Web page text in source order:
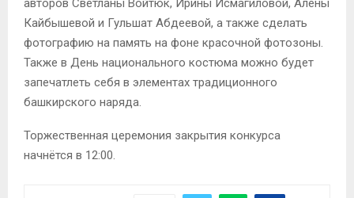
Кайбышевой и Гульшат Абдеевой, а также сделать
фотографию на память на фоне красочной фотозоны.
Также в День национального костюма можно будет
запечатлеть себя в элементах традиционного
башкирского наряда.
Торжественная церемония закрытия конкурса
начнётся в 12:00.